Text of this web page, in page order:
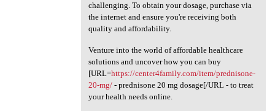
challenging. To obtain your dosage, purchase via
the internet and ensure you're receiving both
quality and affordability.
Venture into the world of affordable healthcare
solutions and uncover how you can buy
[URL=https://center4family.com/item/prednisone-
20-mg/- prednisone 20 mg dosage[/URL - to treat
your health needs online.